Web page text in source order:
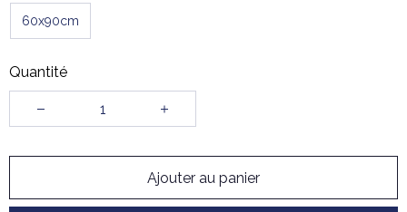
60x90cm
Quantité
Ajouter au panier